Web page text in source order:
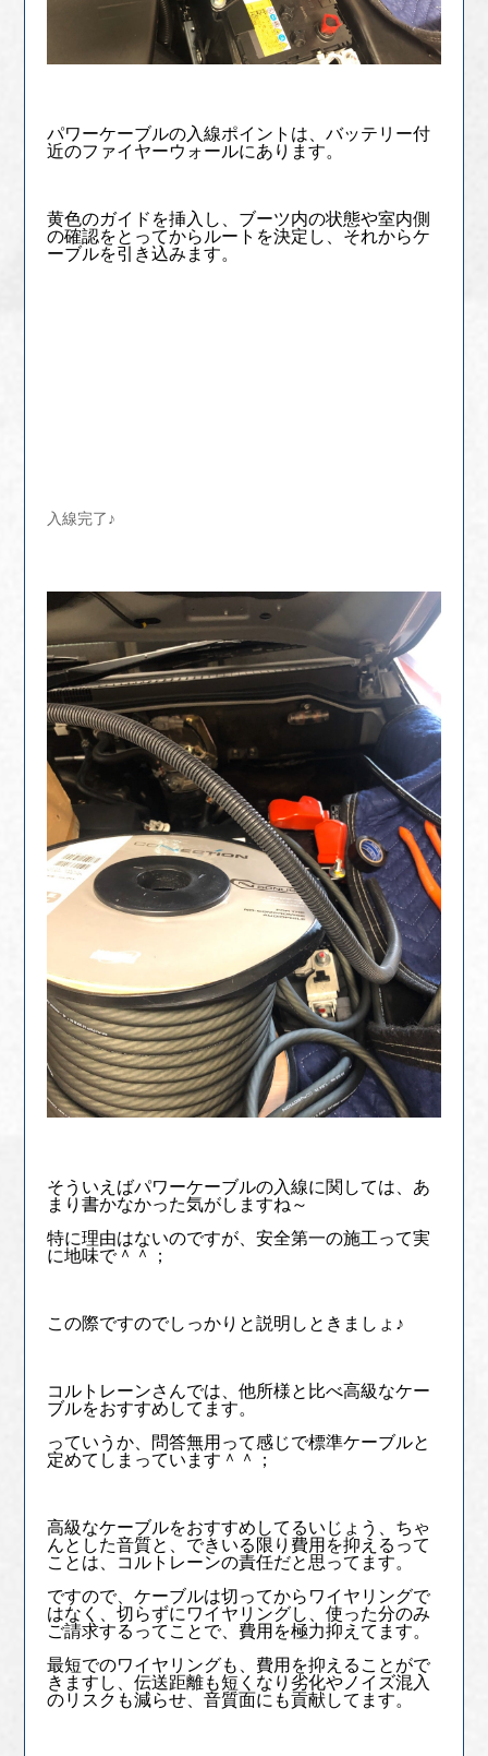
パワーケーブルの入線ポイントは、バッテリー付
近のファイヤーウォールにあります。
黄色のガイドを挿入し、ブーツ内の状態や室内側
の確認をとってからルートを決定し、それからケ
ーブルを引き込みます。
入線完了♪
そういえばパワーケーブルの入線に関しては、あ
まり書かなかった気がしますね～
特に理由はないのですが、安全第一の施工って実
に地味で＾＾；
この際ですのでしっかりと説明しときましょ♪
コルトレーンさんでは、他所様と比べ高級なケー
ブルをおすすめしてます。
っていうか、問答無用って感じで標準ケーブルと
定めてしまっています＾＾；
高級なケーブルをおすすめしてるいじょう、ちゃ
んとした音質と、できいる限り費用を抑えるって
ことは、コルトレーンの責任だと思ってます。
ですので、ケーブルは切ってからワイヤリングで
はなく、切らずにワイヤリングし、使った分のみ
ご請求するってことで、費用を極力抑えてます。
最短でのワイヤリングも、費用を抑えることがで
きますし、伝送距離も短くなり劣化やノイズ混入
のリスクも減らせ、音質面にも貢献してます。